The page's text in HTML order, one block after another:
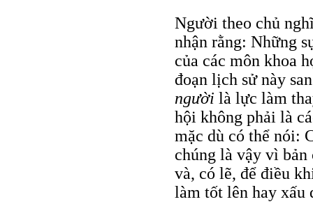
Người theo chủ
nhận rằng: Những
của các môn khoa
đoạn lịch sử này
người là lực làm
hội không phải là
mặc dù có thể nói:
chúng là vậy vì
và, có lẽ, để điều
làm tốt lên hay xấu